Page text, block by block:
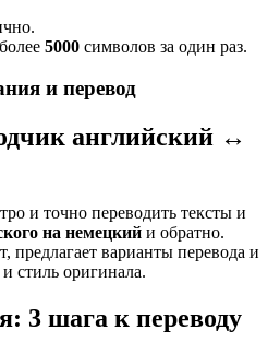
5000 символов за один раз.
и перевод
английский ↔
и точно переводить тексты и
на немецкий и обратно.
предлагает варианты перевода и
стиль оригинала.
3 шага к переводу